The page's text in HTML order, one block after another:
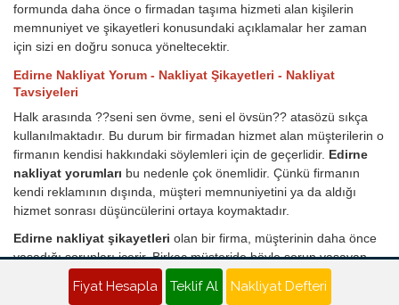
formunda daha önce o firmadan taşıma hizmeti alan kişilerin
memnuniyet ve şikayetleri konusundaki açıklamalar her zaman
için sizi en doğru sonuca yöneltecektir.
Edirne Nakliyat Yorum - Nakliyat Şikayetleri - Nakliyat
Tavsiyeleri
Halk arasında ??seni sen övme, seni el övsün?? atasözü sıkça
kullanılmaktadır. Bu durum bir firmadan hizmet alan müşterilerin o
firmanın kendisi hakkındaki söylemleri için de geçerlidir. Edirne
nakliyat yorumları bu nedenle çok önemlidir. Çünkü firmanın
kendi reklamının dışında, müşteri memnuniyetini ya da aldığı
hizmet sonrası düşüncülerini ortaya koymaktadır.
Edirne nakliyat şikayetleri olan bir firma, müşterinin daha önce
yaşadığı sorunları içerir. Birkaç müşteride böyle sorun yaşayan
nakliye firmasını öğrendikten sonra, aynı şeyleri yaşamamak için
farklı firmalara yönelmenizi sağlamaktadır. Diğer yandan nakliye
Fiyat Hesapla Teklif Al Nakliyat Defteri